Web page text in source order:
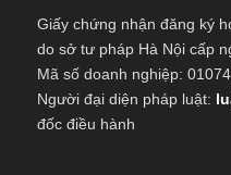
Giấy chứng nhận đăng ký
do sở tư pháp Hà Nội cấp
Mã số doanh nghiệp:
Người đại diện pháp luật:
đốc điều hành